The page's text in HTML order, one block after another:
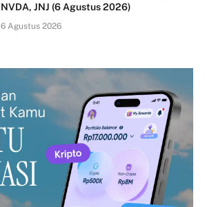
NVDA, JNJ (6 Agustus 2026)
6 Agustus 2026